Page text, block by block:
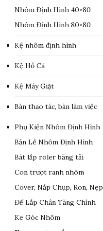
Nhôm Định Hình 40×80
Nhôm Định Hình 80×80
Kệ nhôm định hình
Kệ Hồ Cá
Kệ Máy Giặt
Bàn thao tác, bàn làm việc
Phụ Kiện Nhôm Định Hình
Bản Lề Nhôm Định Hình
Bát lắp roler băng tải
Con trượt rãnh nhôm
Cover, Nắp Chụp, Ron, Nẹp
Đế Lắp Chân Tăng Chỉnh
Ke Góc Nhôm